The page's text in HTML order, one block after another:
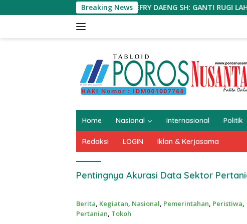
ke
Breaking News
JEFRY DAENG SH: GANTI RUGI LAHAN WARGA
Home Nasional Internasional Politik
Redaksi LOGIN Iklan & Kerjasama
Pentingnya Akurasi Data Sektor
Berita, Kegiatan, Nasional, Pemerintahan, Peristiwa,
Pertanian, Tokoh